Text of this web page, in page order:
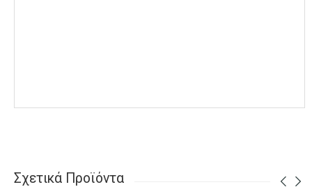
Σχετικά Προϊόντα